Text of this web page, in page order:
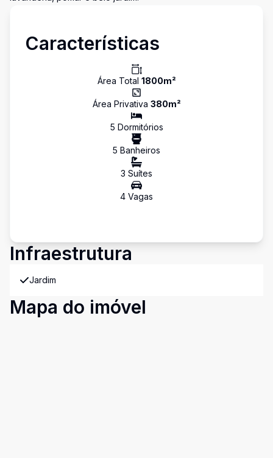
Características
Área Total 1800m²
Área Privativa 380m²
5 Dormitórios
5 Banheiros
3 Suítes
4 Vagas
Infraestrutura
Jardim
Mapa do imóvel